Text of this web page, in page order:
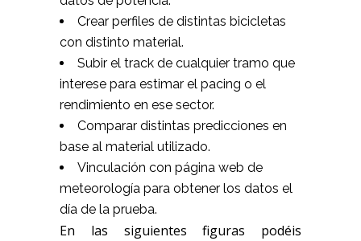
Crear perfiles de distintas bicicletas
con distinto material.
Subir el track de cualquier tramo que
interese para estimar el pacing o el
rendimiento en ese sector.
Comparar distintas predicciones en
base al material utilizado.
Vinculación con página web de
meteorología para obtener los datos el
día de la prueba.
En las siguientes figuras podéis